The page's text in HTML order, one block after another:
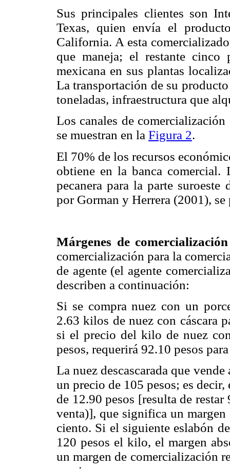
Sus principales clientes son
Texas, quien envía el
California. A esta
que maneja; el restante
mexicana en sus plantas
La transportación de su
toneladas, infraestructura que
Los canales de
se muestran en la Figura 2.
El 70% de los recursos
obtiene en la banca comercial.
pecanera para la parte
por Gorman y Herrera (2001), se
Márgenes de
comercialización para la
de agente (el agente
describen a continuación:
Si se compra nuez con un
2.63 kilos de nuez con cáscara
si el precio del kilo de nuez
pesos, requerirá 92.10 pesos
La nuez descascarada que
un precio de 105 pesos; es
de 12.90 pesos [resulta de
venta)], que significa un
ciento. Si el siguiente eslabón
120 pesos el kilo, el margen
un margen de comercialización